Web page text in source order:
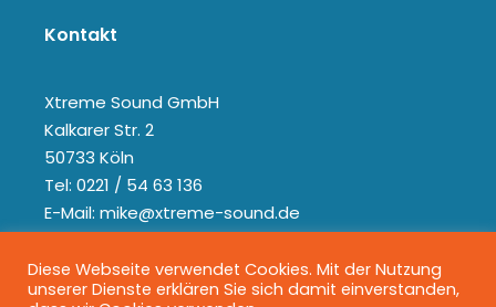
Kontakt
Xtreme Sound GmbH
Kalkarer Str. 2
50733 Köln
Tel: 0221 / 54 63 136
E-Mail: mike@xtreme-sound.de
Diese Webseite verwendet Cookies. Mit der Nutzung
unserer Dienste erklären Sie sich damit einverstanden,